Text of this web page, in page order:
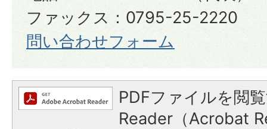
​​​​​​​ファックス：0795-25-2220​​​​​​​
問い合わせフォーム
PDFファイルを閲
Reader（Acrobat